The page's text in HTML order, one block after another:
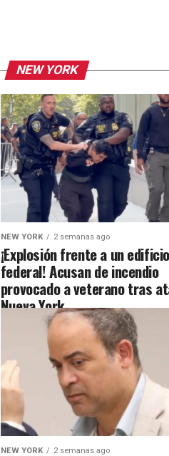
NEW YORK
NEW YORK 2 semanas ago
¡Explosión frente a un edificio
federal! Acusan de incendio
provocado a veterano tras
Nueva York
NEW YORK 2 semanas ago